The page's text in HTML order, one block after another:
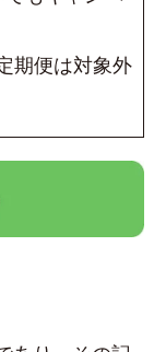
期便は対象外